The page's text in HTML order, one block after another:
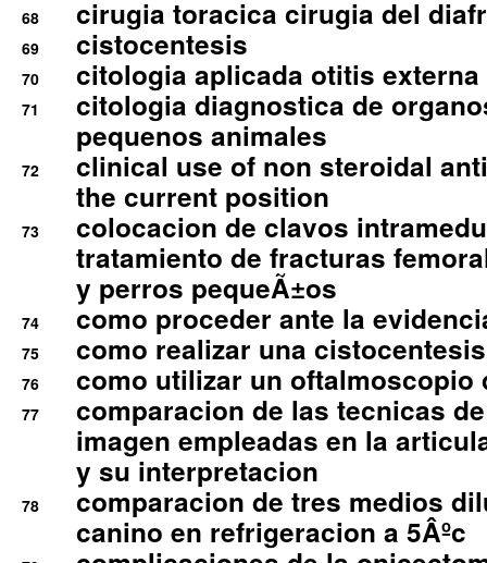
68 cirugia toracica cirugia del
69 cistocentesis
70 citologia aplicada otitis externa
71
citologia diagnostica de
pequenos animales
72
clinical use of non steroidal
the current position
73
colocacion de clavos
tratamiento de fracturas
y perros pequeÃ±os
74 como proceder ante la
75 como realizar una
76 como utilizar un oftalmoscopio
77
comparacion de las tecnicas
imagen empleadas en la
y su interpretacion
78
comparacion de tres medios
canino en refrigeracion a 5Âºc